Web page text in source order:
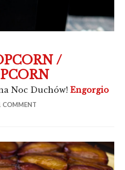
/
Noc Duchów!Engorgio
COMMENT